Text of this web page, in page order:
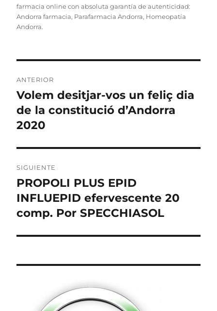
o
o
I
p
p
a
farmacia online con absoluta garantía de autenticidad:
Andorra farmacia, Parafarmacia Andorra, Homeopatía
Andorra.
de
entradas
ANTERIOR
Entrada
anterior:
Volem desitjar-vos un feliç dia
de la constitució d’Andorra
2020
SIGUIENTE
Entrada
siguiente:
PROPOLI PLUS EPID
INFLUEPID efervescente 20
comp. Por SPECCHIASOL